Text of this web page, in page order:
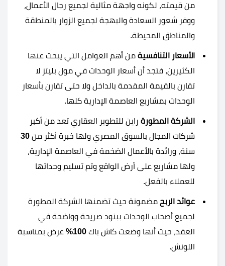
من قيمته، لكونه واجهة مثالية لجميع رجال الأعمال،
ووفر شعور السعادة والبهجة لجميع الزوار بالمنطقة
والمناطق المحيطة.
الأسعار التنافسية من أهم العوامل التي يبحث عنها
الكثيرين، فتجد أن أسعار الوحدات في مول بليتز لا
تقارن بالقيمة المقدمة بالداخل ولا حتى تقارن بأسعار
الوحدات بمشاريع العاصمة الإدارية كلها.
الشركة المطورة راين للتطوير العقاري تعد من أكبر
شركات المجال بالسوق المصري ولها خبرة أكثر من 30
سنة، ورائدة بالأعمال الضخمة في العاصمة الإدارية،
ولها مشاريع على أرض الواقع وتم تسليم وحداتها
للعملاء بالفعل.
عوائد الربح مضمونة حيث تضمنها الشركة المطورة
لجميع أصحاب الوحدات ببنود صريحة وواضحة في
العقد، حيث أنها وضعت كاش باك 100%
عرض بمناسبة
اللونش.